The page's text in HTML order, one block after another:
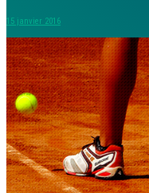
15 janvier 2016